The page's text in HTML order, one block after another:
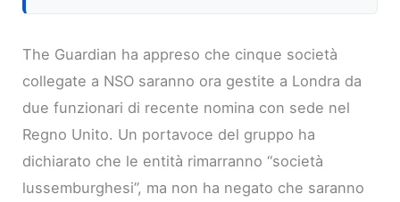
The Guardian ha appreso che cinque società
collegate a NSO saranno ora gestite a Londra da
due funzionari di recente nomina con sede nel
Regno Unito. Un portavoce del gruppo ha
dichiarato che le entità rimarranno “società
lussemburghesi”, ma non ha negato che saranno